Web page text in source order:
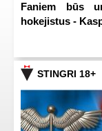
Faniem būs
hokejistus -
STINGRI 18+